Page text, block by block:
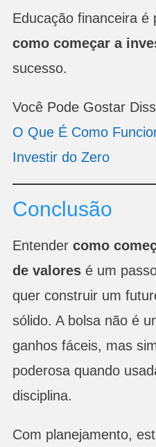
Educação financeira é
como começar a
sucesso.
Você Pode Gostar
O Que É Como
Investir do Zero
Conclusão
Entender como
de valoresé um
quer construir um
sólido. A bolsa não é
ganhos fáceis, mas
poderosa quando
disciplina.
Com planejamento,